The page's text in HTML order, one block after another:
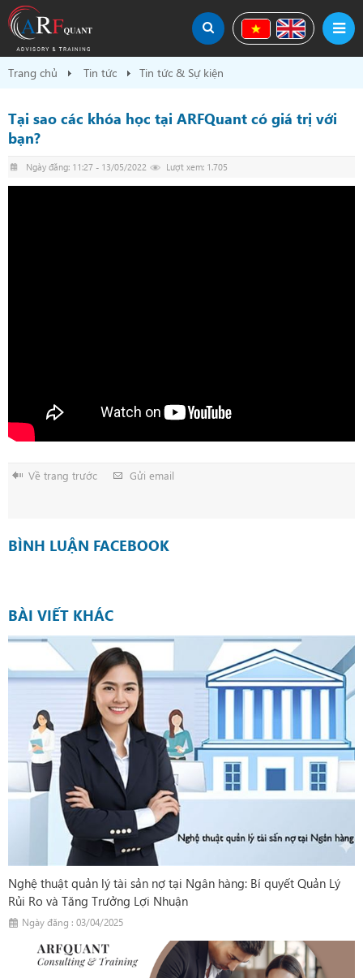
Trang chủ Tin tức Tin tức & Sự kiện
Tại sao các khóa học tại ARFQuant có giá trị với
bạn?
Ngày đăng: 11:27 - 13/05/2022 Lượt xem: 1.705
Về trang trước Gửi email
BÌNH LUẬN FACEBOOK
BÀI VIẾT KHÁC
Nghệ thuật quản lý tài sản nợ tại Ngân hàng: Bí quyết Quản Lý
Rủi Ro và Tăng Trưởng Lợi Nhuận
Ngày đăng : 03/04/2025